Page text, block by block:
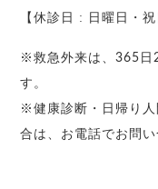
【休診日 : 日曜日・祝
※救急外来は、365日
す。
※健康診断・日帰り
合は、お電話でお問い